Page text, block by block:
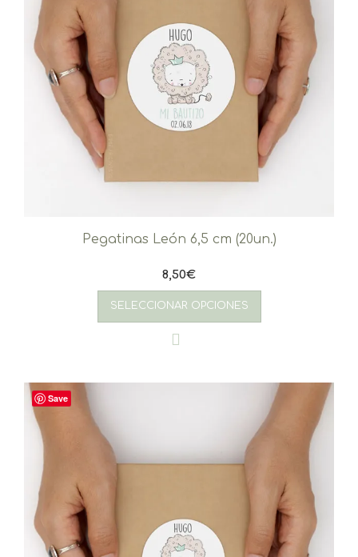
Pegatinas León 6,5 cm (20un.)
8,50€
SELECCIONAR OPCIONES
Save